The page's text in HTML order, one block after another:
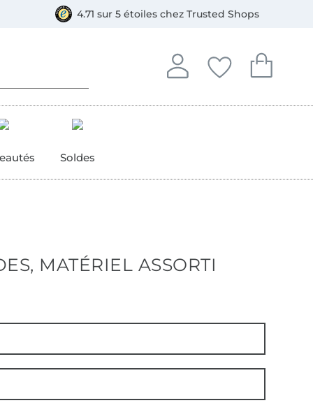
4.71 sur 5 étoiles chez Trusted Shops
Se connecter
Se connecter à votre
Mes favoris
Vous avez
Mon
Vous avez
Soldes
MATÉRIEL ASSORTI
Bancontact